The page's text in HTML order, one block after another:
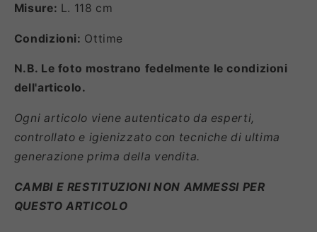
Misure: L. 118 cm
Condizioni: Ottime
N.B. Le foto mostrano fedelmente le condizioni
dell'articolo.
Ogni articolo viene autenticato da esperti,
controllato e igienizzato con tecniche di ultima
generazione prima della vendita.
CAMBI E RESTITUZIONI NON AMMESSI PER
QUESTO ARTICOLO